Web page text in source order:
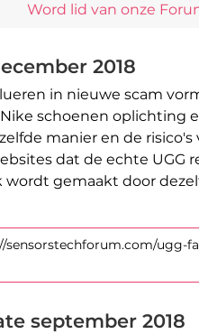
Word lid van onze
2018
in nieuwe scam
schoenen oplichting
manier en de
dat de echte UGG
wordt gemaakt door
sensorstechforum.com/ugg-
september 2018